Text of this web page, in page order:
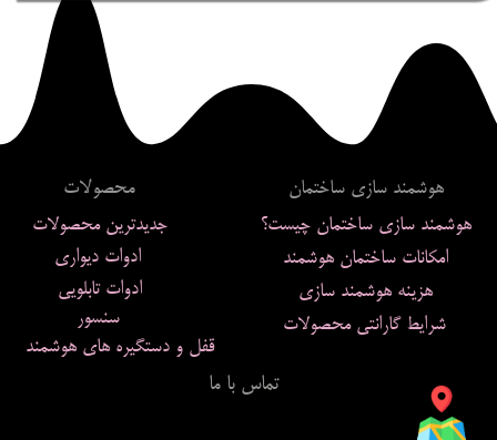
تماس با ما
هوشمند سازی ساختمان محصولات
سنسور
ادوات دیواری
ادوات تابلویی
قفل و دستگیره های هوشمند
امکانات ساختمان هوشمند
هوشمند سازی ساختمان چیست؟
هزینه هوشمند سازی
شرایط گارانتی محصولات
جدیدترین محصولات